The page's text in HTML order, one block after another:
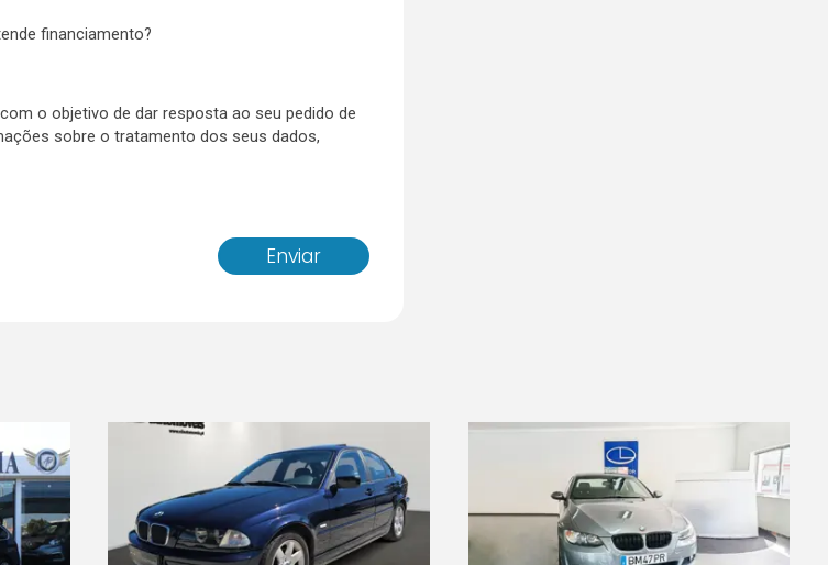
financiamento?
o objetivo de dar resposta ao seu pedido de
sobre o tratamento dos seus dados,
Enviar